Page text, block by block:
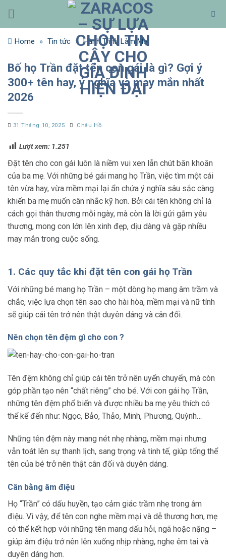
qua
nội
dungHome » Tin tức » Hành Trình Làm Mẹ
Bố họ Trần đặt tên con gái là gì? Gợi ý
300+ tên hay, ý nghĩa và may mắn nhất
2026
31 Tháng 10, 2025 Châu Hồ
Lượt xem: 1.251
Đặt tên cho con gái luôn là niềm vui xen lẫn chút băn khoăn
của ba mẹ. Với những bé gái mang họ Trần, việc tìm một cái
tên vừa hay, vừa mềm mại lại ẩn chứa ý nghĩa sâu sắc càng
khiến ba mẹ muốn cân nhắc kỹ hơn. Bởi cái tên không chỉ là
cách gọi thân thương mỗi ngày, mà còn là lời gửi gắm yêu
thương, mong con lớn lên xinh đẹp, dịu dàng và gặp nhiều
may mắn trong cuộc sống.
1. Các quy tắc khi đặt tên con gái họ Trần
Với những bé mang họ Trần – một dòng họ mang âm trầm và
chắc, việc lựa chọn tên sao cho hài hòa, mềm mại và nữ tính
sẽ giúp cái tên trở nên thật duyên dáng và cân đối.
Nên chọn tên đệm gì cho con ?
Tên đệm không chỉ giúp cái tên trở nên uyển chuyển, mà còn
góp phần tạo nên “chất riêng” cho bé. Với con gái họ Trần,
những tên đệm phổ biến và được nhiều ba mẹ yêu thích có
thể kể đến như: Ngọc, Bảo, Thảo, Minh, Phương, Quỳnh…
Những tên đệm này mang nét nhẹ nhàng, mềm mại nhưng
vẫn toát lên sự thanh lịch, sang trọng và tinh tế, giúp tổng thể
tên của bé trở nên thật cân đối và duyên dáng.
Cân bằng âm điệu
Họ “Trần” có dấu huyền, tạo cảm giác trầm nhẹ trong âm
điệu. Vì vậy, để tên con nghe mềm mại và dễ thương hơn, mẹ
có thể kết hợp với những tên mang dấu hỏi, ngã hoặc nặng –
giúp âm điệu trở nên lên xuống nhịp nhàng, nghe êm tai và
duyên dáng hơn.